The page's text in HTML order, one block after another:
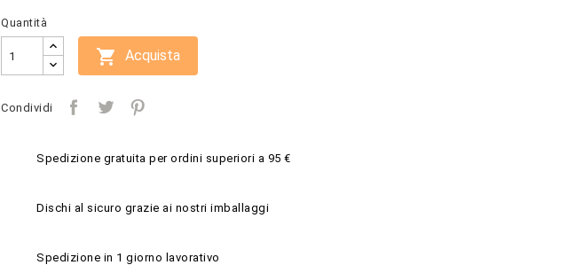
Quantità
 Acquista
Condividi
Spedizione gratuita per ordini superiori a 95 €
Dischi al sicuro grazie ai nostri imballaggi
Spedizione in 1 giorno lavorativo